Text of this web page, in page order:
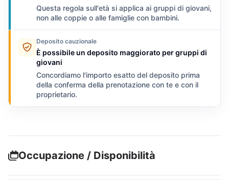
Questa regola sull'età si applica ai gruppi di giovani,
non alle coppie o alle famiglie con bambini.
Deposito cauzionale
È possibile un deposito maggiorato per gruppi di
giovani
Concordiamo l'importo esatto del deposito prima
della conferma della prenotazione con te e con il
proprietario.
Occupazione / Disponibilità